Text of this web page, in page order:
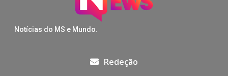
Notícias do MS e Mundo.
Redeção